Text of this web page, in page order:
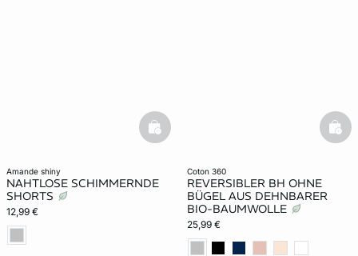
amande shiny
NAHTLOSE SCHIMMERNDE
SHORTS
12,99 €
basketfull
coton 360
REVERSIBLER BH OHNE
BÜGEL AUS DEHNBARER
BIO-BAUMWOLLE
25,99 €